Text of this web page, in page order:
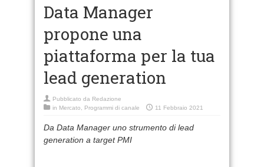
Data Manager
propone una
piattaforma per la tua
lead generation
Pubblicato da Redazione
in Mercato Programmi di canale 11 Febbraio 2021
Da Data Manager uno strumento di lead
generation a target PMI